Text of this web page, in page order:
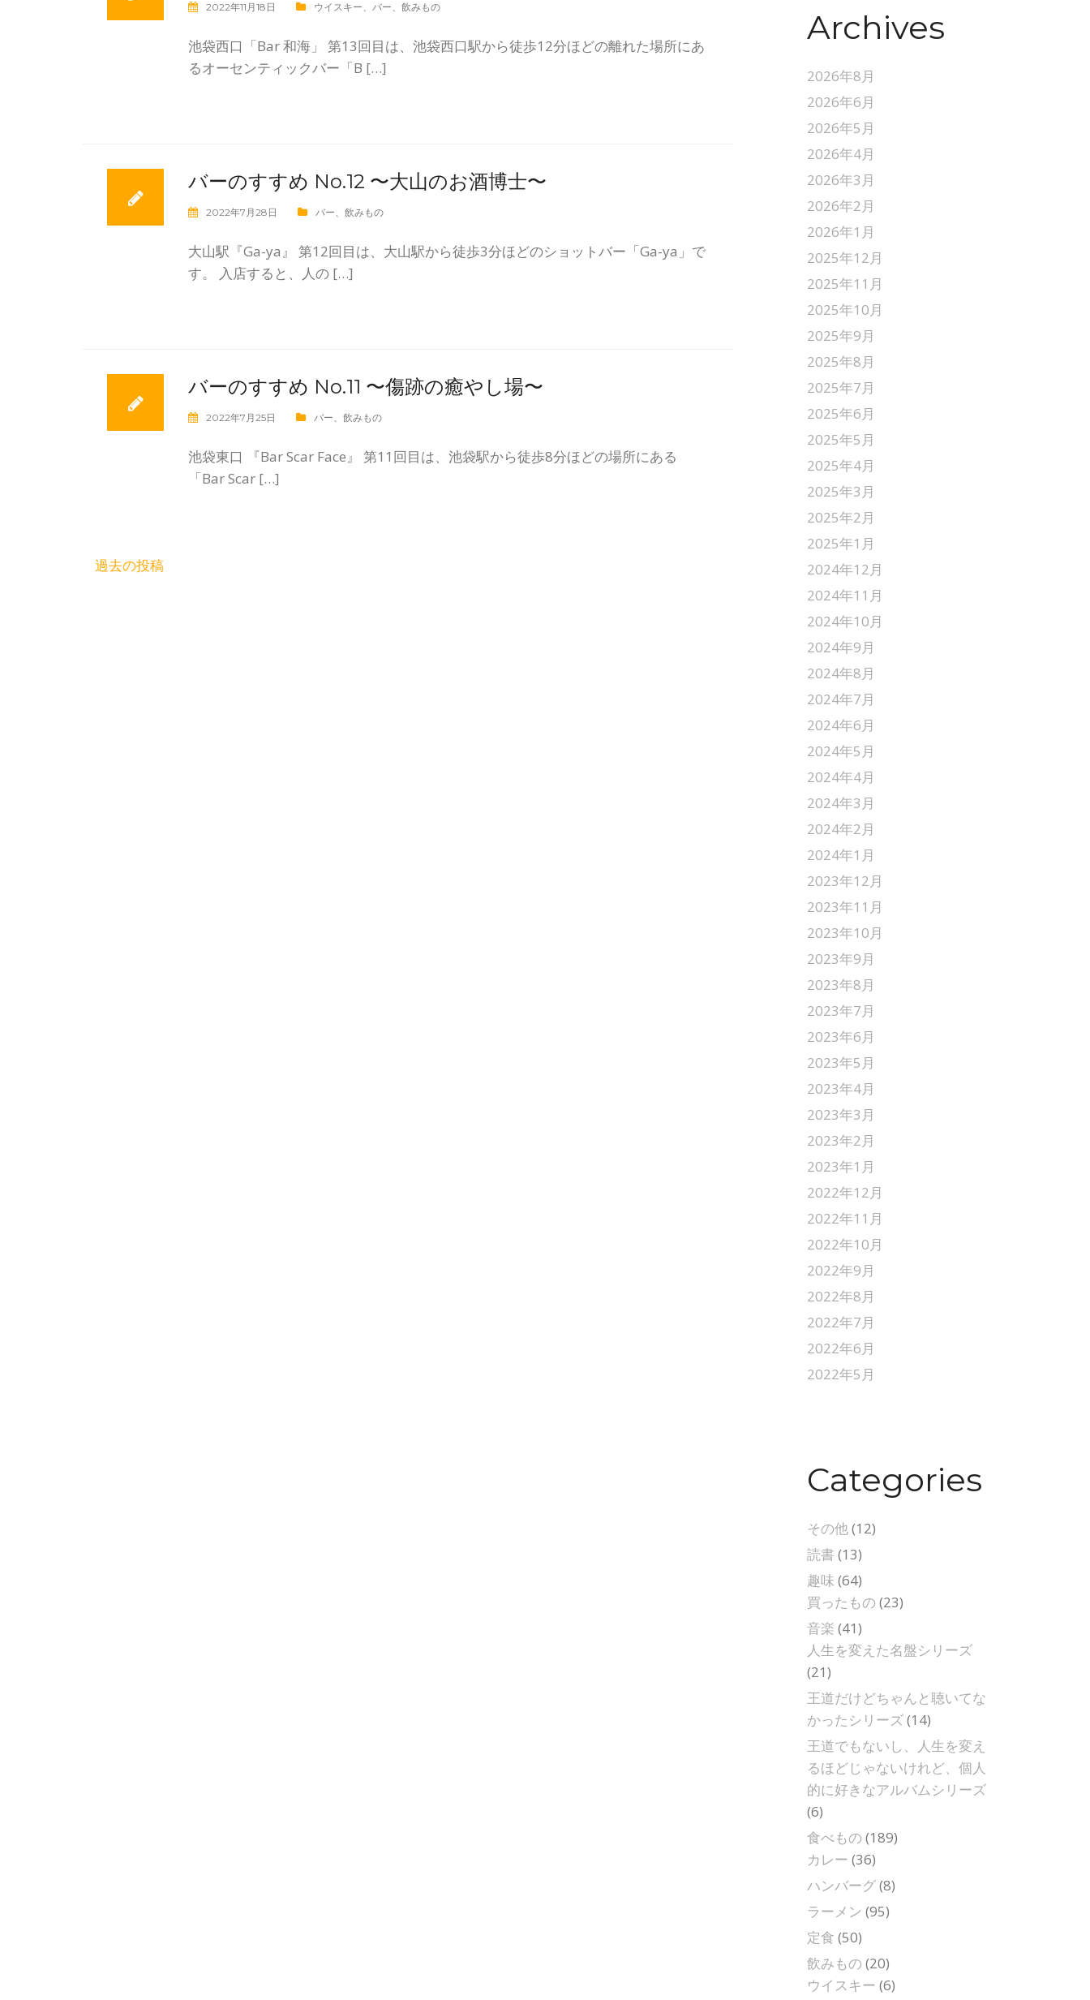
2022年11月18日 ウイスキー、 バー、 飲みもの
池袋西口「Bar 和海」 第13回目は、池袋西口駅から徒歩12分ほどの離れた場所にあ
るオーセンティックバー「B […]
バーのすすめ No.12 〜大山のお酒博士〜
2022年7月28日 バー、 飲みもの
大山駅『Ga-ya』 第12回目は、大山駅から徒歩3分ほどのショットバー「Ga-ya」で
す。 入店すると、人の […]
バーのすすめ No.11 〜傷跡の癒やし場〜
2022年7月25日 バー、 飲みもの
池袋東口 『Bar Scar Face』 第11回目は、池袋駅から徒歩8分ほどの場所にある
「Bar Scar […]
投
過去の投稿
Archives
2026年8月
2026年6月
2026年5月
2026年4月
2026年3月
2026年2月
2026年1月
2025年12月
2025年11月
2025年10月
2025年9月
2025年8月
2025年7月
2025年6月
2025年5月
2025年4月
2025年3月
2025年2月
2025年1月
2024年12月
2024年11月
2024年10月
2024年9月
2024年8月
2024年7月
2024年6月
2024年5月
2024年4月
2024年3月
2024年2月
2024年1月
2023年12月
2023年11月
2023年10月
2023年9月
2023年8月
2023年7月
2023年6月
2023年5月
2023年4月
2023年3月
2023年2月
2023年1月
2022年12月
2022年11月
2022年10月
2022年9月
2022年8月
2022年7月
2022年6月
2022年5月
Categories
その他(12)
読書 (13)
趣味 (64)
買ったもの (23)
音楽 (41)
人生を変えた名盤シリーズ
(21)
王道だけどちゃんと聴いてな
かったシリーズ(14)
王道でもないし、人生を変え
るほどじゃないけれど、個人
的に好きなアルバムシリーズ
(6)
食べもの (189)
カレー (36)
ハンバーグ(8)
ラーメン (95)
定食 (50)
飲みもの (20)
ウイスキー (6)